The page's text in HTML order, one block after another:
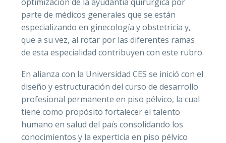
parte de médicos generales que se están
especializando en ginecología y obstetricia y,
que a su vez, al rotar por las diferentes ramas
de esta especialidad contribuyen con este rubro.
En alianza con la Universidad CES se inició con el
diseño y estructuración del curso de desarrollo
profesional permanente en piso pélvico, la cual
tiene como propósito fortalecer el talento
humano en salud del país consolidando los
conocimientos y la experticia en piso pélvico